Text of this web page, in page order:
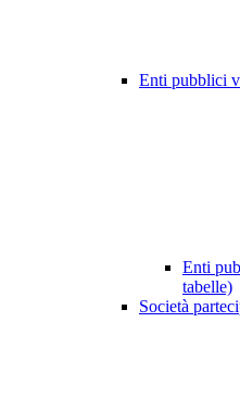
Enti pubblici
Enti
tabelle)
Società